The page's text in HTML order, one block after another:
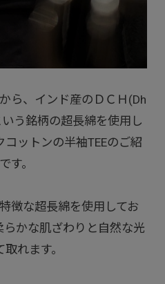
ら、インド産のＤＣＨ(Dh
う銘柄の超長綿を使用し
ットンの半袖TEEのご紹
す。
徴な超長綿を使用してお
かな肌ざわりと自然な光
れます。